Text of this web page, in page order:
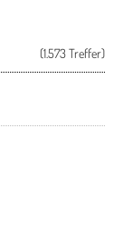
(1.573 Treffer)